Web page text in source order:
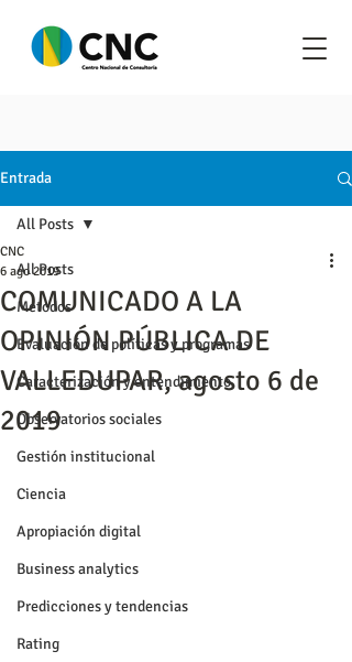
Entrada
All Posts
Metodos
Evaluación de políticas y programas
Caracterización y entendimiento
Observatorios sociales
Gestión institucional
Ciencia
Apropiación digital
Business analytics
Predicciones y tendencias
Rating
All Posts
COMUNICADO A LA
OPINIÓN PÚBLICA DE
VALLEDUPAR, agosto 6 de
2019
CNC
6 ago 2019